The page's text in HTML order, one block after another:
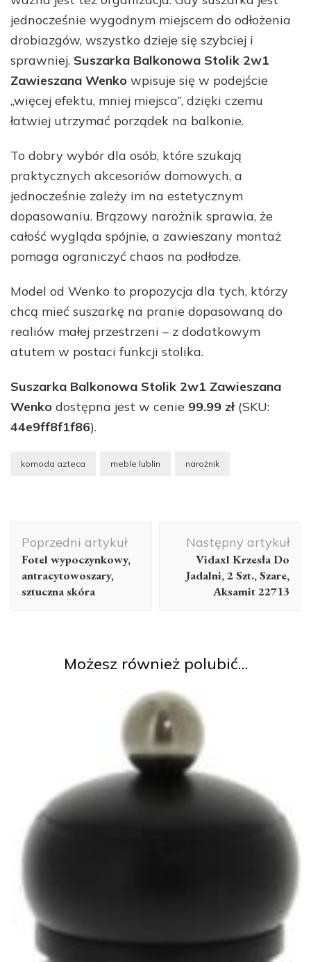
jednocześnie wygodnym miejscem do odłożenia
drobiazgów, wszystko dzieje się szybciej i
sprawniej. Suszarka Balkonowa Stolik 2w1
Zawieszana Wenko wpisuje się w podejście
„więcej efektu, mniej miejsca”, dzięki czemu
łatwiej utrzymać porządek na balkonie.
To dobry wybór dla osób, które szukają
praktycznych akcesoriów domowych, a
jednocześnie zależy im na estetycznym
dopasowaniu. Brązowy narożnik sprawia, że
całość wygląda spójnie, a zawieszany montaż
pomaga ograniczyć chaos na podłodze.
Model od Wenko to propozycja dla tych, którzy
chcą mieć suszarkę na pranie dopasowaną do
realiów małej przestrzeni – z dodatkowym
atutem w postaci funkcji stolika.
Suszarka Balkonowa Stolik 2w1 Zawieszana
Wenko dostępna jest w cenie 99.99 zł(SKU:
44e9ff8f1f86).
komoda azteca meble lublin narożnik
wpisu
Poprzedni artykuł
Fotel wypoczynkowy,
antracytowoszary,
sztuczna skóra
Następny artykuł
Vidaxl Krzesła Do
Jadalni, 2 Szt., Szare,
Aksamit 22713
Możesz również polubić…